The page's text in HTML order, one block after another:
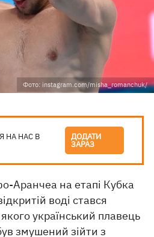
Фото: instagram.com/misha_romanchuk/
НА НАС В ДОДАТИ
ЗАРАЗ
Аранчеа на етапі Кубка
воді стався
український плавець
змушений зійти з